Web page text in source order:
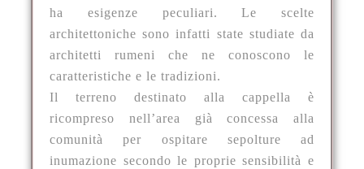
ha esigenze peculiari. Le scelte
architettoniche sono infatti state studiate da
architetti rumeni che ne conoscono le
caratteristiche e le tradizioni.
Il terreno destinato alla cappella è
ricompreso nell’area già concessa alla
comunità per ospitare sepolture ad
inumazione secondo le proprie sensibilità e